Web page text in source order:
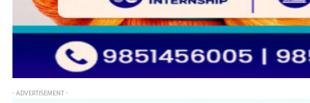
- ADVERTISEMENT -